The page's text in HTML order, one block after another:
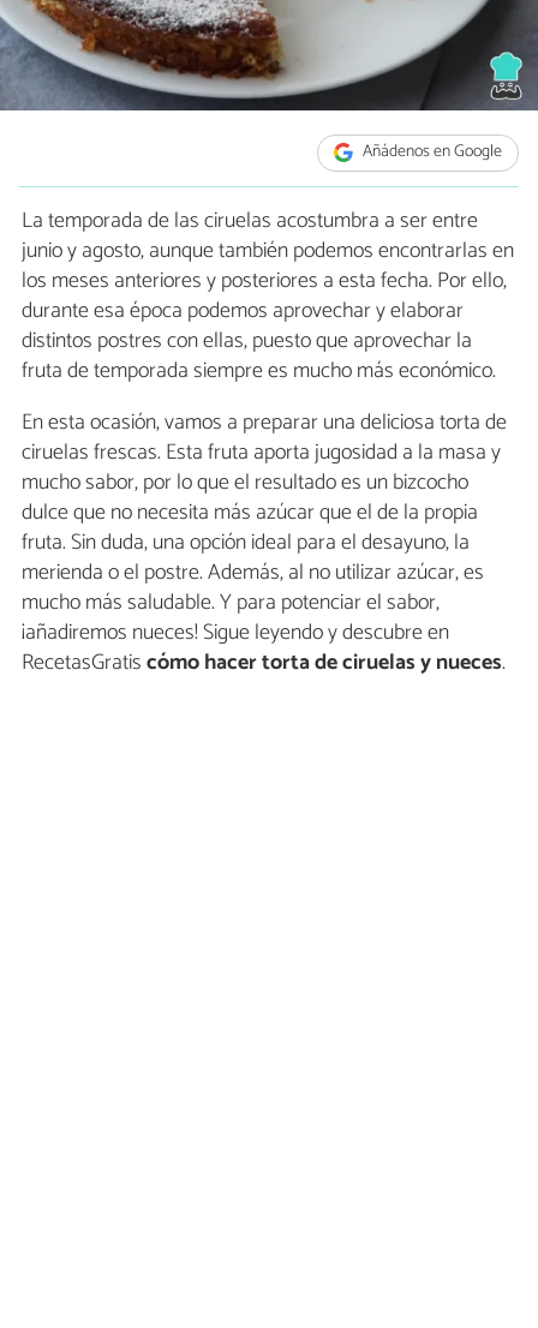
Añádenos en Google
La temporada de las ciruelas acostumbra a ser entre
junio y agosto, aunque también podemos encontrarlas en
los meses anteriores y posteriores a esta fecha. Por ello,
durante esa época podemos aprovechar y elaborar
distintos postres con ellas, puesto que aprovechar la
fruta de temporada siempre es mucho más económico.
En esta ocasión, vamos a preparar una deliciosa torta de
ciruelas frescas. Esta fruta aporta jugosidad a la masa y
mucho sabor, por lo que el resultado es un bizcocho
dulce que no necesita más azúcar que el de la propia
fruta. Sin duda, una opción ideal para el desayuno, la
merienda o el postre. Además, al no utilizar azúcar, es
mucho más saludable. Y para potenciar el sabor,
¡añadiremos nueces! Sigue leyendo y descubre en
RecetasGratiscómo hacer torta de ciruelas y nueces.